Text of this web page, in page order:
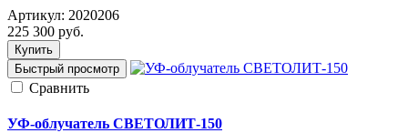
Артикул: 2020206
225 300 руб.
Купить
Быстрый просмотр
Cравнить
УФ-облучатель СВЕТОЛИТ-150